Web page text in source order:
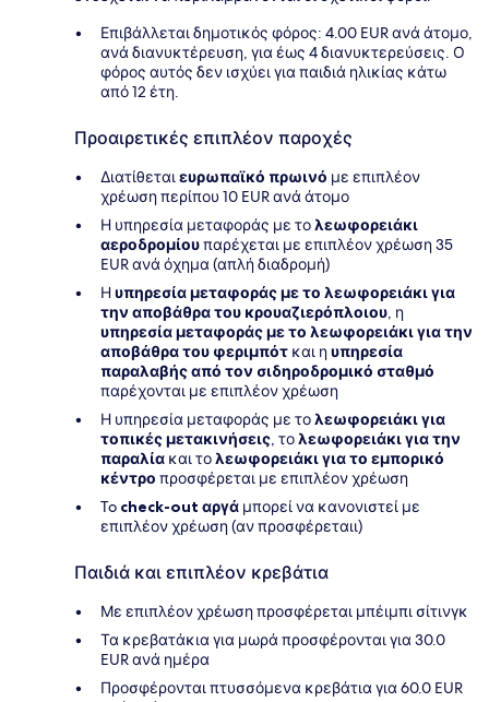
Επιβάλλεται δημοτικός φόρος: 4.00 EUR ανά άτομο,
ανά διανυκτέρευση, για έως 4 διανυκτερεύσεις. Ο
φόρος αυτός δεν ισχύει για παιδιά ηλικίας κάτω
από 12 έτη.
Προαιρετικές επιπλέον παροχές
Διατίθεταιευρωπαϊκό πρωινό με επιπλέον
χρέωση περίπου 10 EUR ανά άτομο
Η υπηρεσία μεταφοράς με τολεωφορειάκι
αεροδρομίουπαρέχεται με επιπλέον χρέωση 35
EUR ανά όχημα (απλή διαδρομή)
Ηυπηρεσία μεταφοράς με το λεωφορειάκι για
την αποβάθρα του κρουαζιερόπλοιου, η
υπηρεσία μεταφοράς με το λεωφορειάκι για την
αποβάθρα του φεριμπότ και ηυπηρεσία
παραλαβής από τον σιδηροδρομικό σταθμό
παρέχονται με επιπλέον χρέωση
Η υπηρεσία μεταφοράς με τολεωφορειάκι για
τοπικές μετακινήσεις, τολεωφορειάκι για την
παραλία και τολεωφορειάκι για το εμπορικό
κέντρο προσφέρεται με επιπλέον χρέωση
To check-out αργά μπορεί να κανονιστεί με
επιπλέον χρέωση (αν προσφέρεταιι)
Παιδιά και επιπλέον κρεβάτια
Με επιπλέον χρέωση προσφέρεται μπέιμπι σίτινγκ
Τα κρεβατάκια για μωρά προσφέρονται για 30.0
EUR ανά ημέρα
Προσφέρονται πτυσσόμενα κρεβάτια για 60.0 EUR